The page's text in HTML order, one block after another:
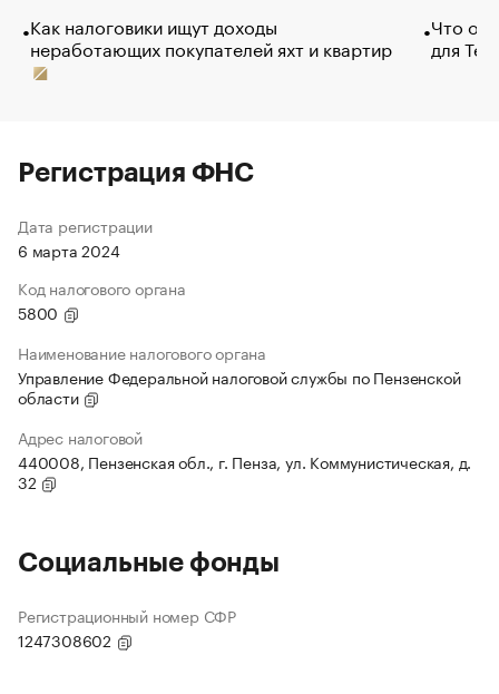
Как налоговики ищут доходы
неработающих покупателей яхт и квартир
Что
для
Регистрация ФНС
Дата регистрации
6 марта 2024
Код налогового органа
5800
Наименование налогового органа
Управление Федеральной налоговой службы по Пензенской
области
Адрес налоговой
440008, Пензенская обл., г. Пенза, ул. Коммунистическая, д.
32
Социальные фонды
Регистрационный номер СФР
1247308602